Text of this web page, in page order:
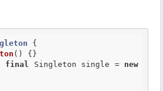
{
() {}
final Singleton single = new